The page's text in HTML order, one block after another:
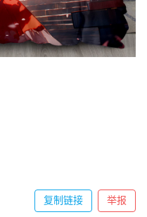
复制链接 举报